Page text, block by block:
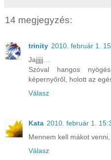
14 megjegyzés:
trinity 2010. február 1.
Jajjjjj....
Szóval hangos
képernyőről, holott az
Válasz
Kata 2010. február 1.
Mennem kell mákot
Válasz